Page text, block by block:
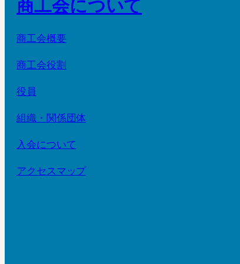
商工会について
商工会概要
商工会役割
役員
組織・関係団体
入会について
アクセスマップ